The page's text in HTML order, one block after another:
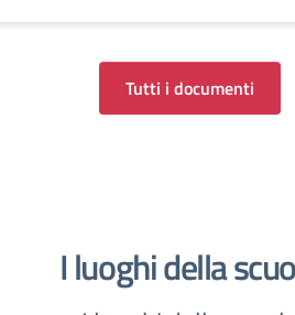
Tutti i documenti
I luoghi della